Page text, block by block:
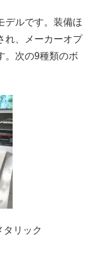
デルです。装備ほ
れ、メーカーオプ
。次の9種類のボ
タリック